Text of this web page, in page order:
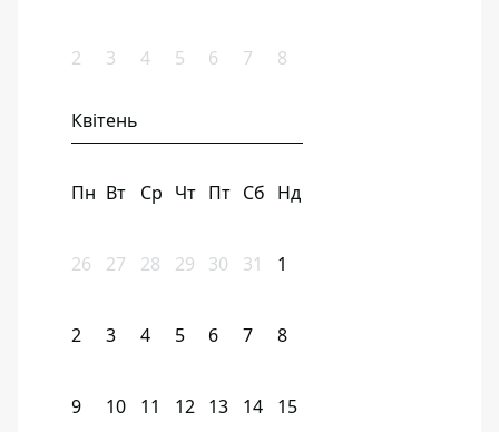
2 3 4 5 6 7 8
Квітень
Пн Вт Ср Чт Пт Сб Нд
26 27 28 29 30 31 1
2 3 4 5 6 7 8
9 10 11 12 13 14 15